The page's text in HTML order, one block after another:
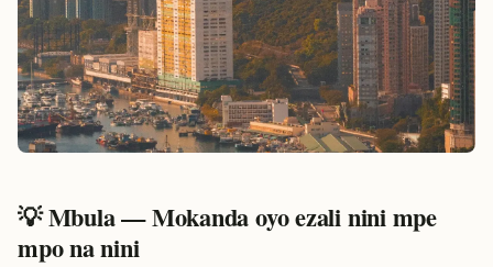
💡 Mbula — Mokanda oyo ezali nini mpe
mpo na nini